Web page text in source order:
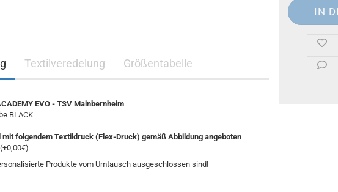
Textilveredelung Größentabelle
EVO - TSV Mainbernheim
BLACK
folgendem Textildruck (Flex-Druck) gemäß Abbildung angeboten
Produkte vom Umtausch ausgeschlossen sind!